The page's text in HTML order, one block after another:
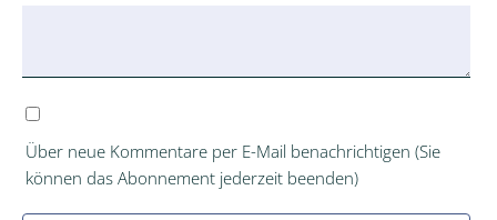
Über neue Kommentare per E-Mail benachrichtigen (Sie
können das Abonnement jederzeit beenden)